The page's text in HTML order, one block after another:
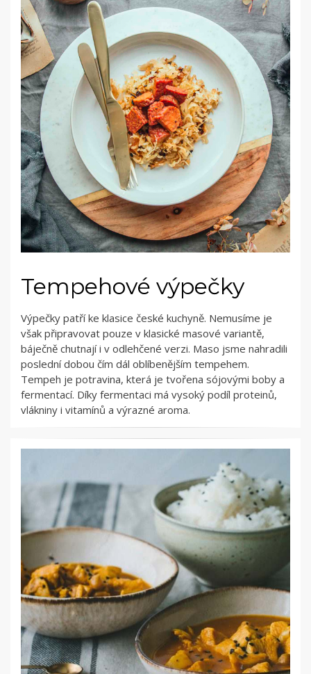
Tempehové výpečky
Výpečky patří ke klasice české kuchyně. Nemusíme je
však připravovat pouze v klasické masové variantě,
báječně chutnají i v odlehčené verzi. Maso jsme nahradili
poslední dobou čím dál oblíbenějším tempehem.
Tempeh je potravina, která je tvořena sójovými boby a
fermentací. Díky fermentaci má vysoký podíl proteinů,
vlákniny i vitamínů a výrazné aroma.